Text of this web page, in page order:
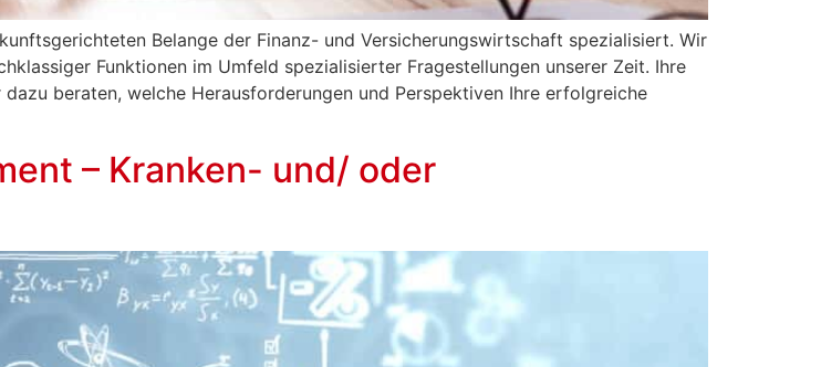
Belange der Finanz- und Versicherungswirtschaft spezialisiert. Wir
Funktionen im Umfeld spezialisierter Fragestellungen unserer Zeit. Ihre
beraten, welche Herausforderungen und Perspektiven Ihre erfolgreiche
– Kranken- und/ oder